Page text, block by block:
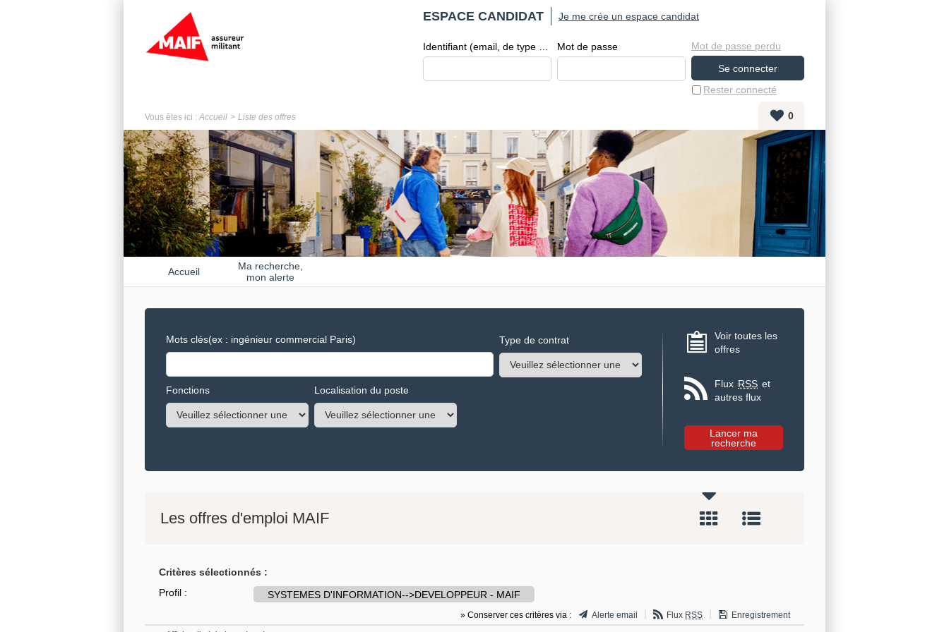
ESPACE CANDIDAT
Mot de passe
Rester connecté
Mot de passe perdu
Je me crée un espace candidat
Vous êtes ici : Accueil Liste des offres 0
Accueil
Ma recherche,
mon alerte
Mots clés(ex : ingénieur commercial Paris) Type de contrat
Fonctions Localisation du poste
Voir toutes les
offres
Flux RSS et
autres flux
Les offres d'emploi MAIF
Critères sélectionnés :
Profil :
SYSTEMES D'INFORMATION-->DEVELOPPEUR - MAIF
» Conserver ces critères via : Alerte email Flux RSS
Enregistrement